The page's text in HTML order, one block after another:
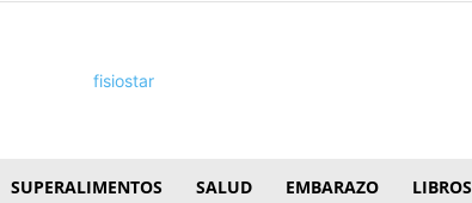
SUPERALIMENTOS SALUD EMBARAZO LIBROS